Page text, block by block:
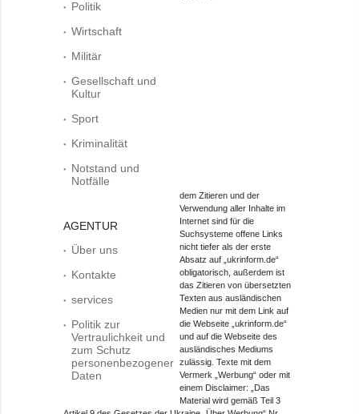
Politik
Wirtschaft
Militär
Gesellschaft und
Kultur
Sport
Kriminalität
Notstand und
Notfälle
AGENTUR
Über uns
Kontakte
services
Politik zur
Vertraulichkeit und
zum Schutz
personenbezogener
Daten
dem Zitieren und der
Verwendung aller Inhalte im
Internet sind für die
Suchsysteme offene Links
nicht tiefer als der erste
Absatz auf „ukrinform.de“
obligatorisch, außerdem ist
das Zitieren von übersetzten
Texten aus ausländischen
Medien nur mit dem Link auf
die Webseite „ukrinform.de“
und auf die Webseite des
ausländisches Mediums
zulässig. Texte mit dem
Vermerk „Werbung“ oder mit
einem Disclaimer: „Das
Material wird gemäß Teil 3